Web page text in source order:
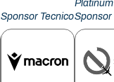
Sponsor Tecnico
Platinum
Sponsor